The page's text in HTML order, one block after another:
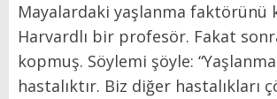
Mayalardaki yaşlanma faktörünü
Harvardlı bir profesör. Fakat
kopmuş. Söylemi şöyle:
hastalıktır. Biz diğer hastalıkları